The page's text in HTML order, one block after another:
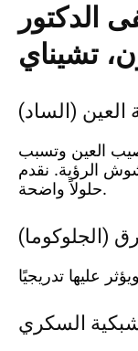
الدكتور
تشيناي
العين (الساد)
العين وتسبب
الرؤية. نقدم
حلولاً واضحة.
(الجلوكوما)
السكري